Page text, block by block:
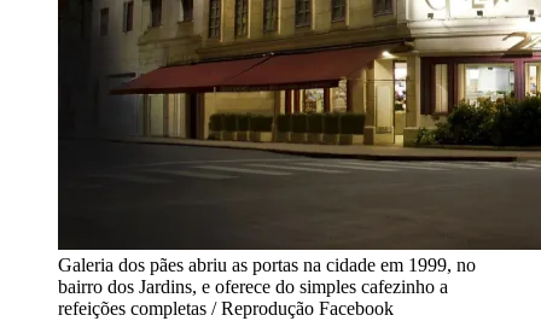
Galeria dos pães abriu as portas na cidade em 1999, no
bairro dos Jardins, e oferece do simples cafezinho a
refeições completas / Reprodução Facebook